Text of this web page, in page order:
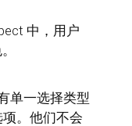
中，用户
单一选择类型
。他们不会